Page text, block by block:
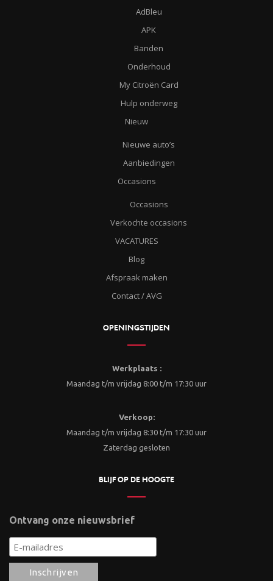
AdBleu
APK
Banden
Onderhoud
My Citroën Card
Hulp onderweg
Nieuw
Nieuwe auto’s
Aanbiedingen
Occasions
Occasions
Verkochte occasions
VACATURES
Blog
Afspraak maken
Contact / AVG
OPENINGSTIJDEN
Werkplaats :
Maandag t/m vrijdag 8:00 t/m 17:30 uur
Verkoop:
Maandag t/m vrijdag 8:30 t/m 17:30 uur
Zaterdag gesloten
BLIJF OP DE HOOGTE
Ontvang onze nieuwsbrief